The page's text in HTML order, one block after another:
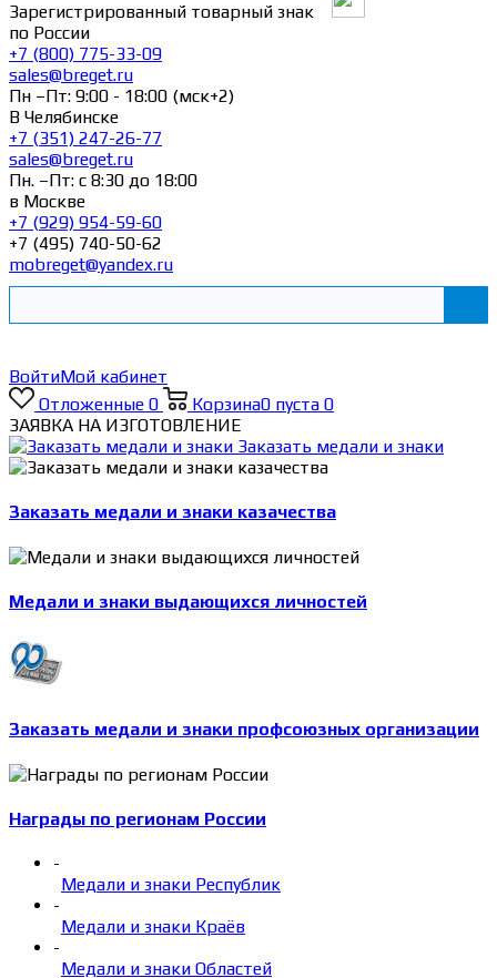
Зарегистрированный товарный знак
по России
+7 (800) 775-33-09
sales@breget.ru
Пн –Пт: 9:00 - 18:00 (мск+2)
В Челябинске
+7 (351) 247-26-77
sales@breget.ru
Пн. –Пт: с 8:30 до 18:00
в Москве
+7 (929) 954-59-60
+7 (495) 740-50-62
mobreget@yandex.ru
ВойтиМой кабинет
Отложенные 0 Корзина0 пуста 0
ЗАЯВКА НА ИЗГОТОВЛЕНИЕ
Заказать медали и знаки
Заказать медали и знаки казачества
Медали и знаки выдающихся личностей
Заказать медали и знаки профсоюзных организации
Награды по регионам России
-
Медали и знаки Республик
-
Медали и знаки Краёв
-
Медали и знаки Областей